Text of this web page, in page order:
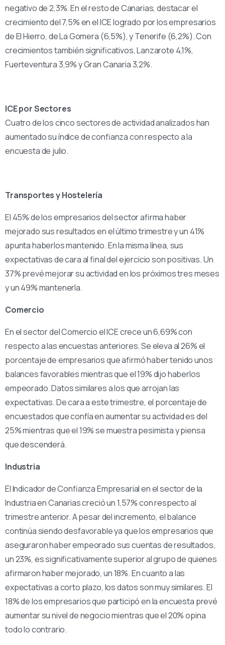
negativo de 2,3%. En el resto de Canarias, destacar el
crecimiento del 7,5% en el ICE logrado por los empresarios
de El Hierro, de La Gomera (6,5%), y Tenerife (6,2%). Con
crecimientos también significativos, Lanzarote 4,1%,
Fuerteventura 3,9% y Gran Canaria 3,2%.
ICE por Sectores
Cuatro de los cinco sectores de actividad analizados han
aumentado su índice de confianza con respecto a la
encuesta de julio.
Transportes y Hostelería
El 45% de los empresarios del sector afirma haber
mejorado sus resultados en el último trimestre y un 41%
apunta haberlos mantenido. En la misma línea, sus
expectativas de cara al final del ejercicio son positivas. Un
37% prevé mejorar su actividad en los próximos tres meses
y un 49% mantenerla.
Comercio
En el sector del Comercio el ICE crece un 6,69% con
respecto a las encuestas anteriores. Se eleva al 26% el
porcentaje de empresarios que afirmó haber tenido unos
balances favorables mientras que el 19% dijo haberlos
empeorado. Datos similares a los que arrojan las
expectativas. De cara a este trimestre, el porcentaje de
encuestados que confía en aumentar su actividad es del
25% mientras que el 19% se muestra pesimista y piensa
que descenderá.
Industria
El Indicador de Confianza Empresarial en el sector de la
Industria en Canarias creció un 1,57% con respecto al
trimestre anterior. A pesar del incremento, el balance
continúa siendo desfavorable ya que los empresarios que
aseguraron haber empeorado sus cuentas de resultados,
un 23%, es significativamente superior al grupo de quienes
afirmaron haber mejorado, un 18%. En cuanto a las
expectativas a corto plazo, los datos son muy similares. El
18% de los empresarios que participó en la encuesta prevé
aumentar su nivel de negocio mientras que el 20% opina
todo lo contrario.